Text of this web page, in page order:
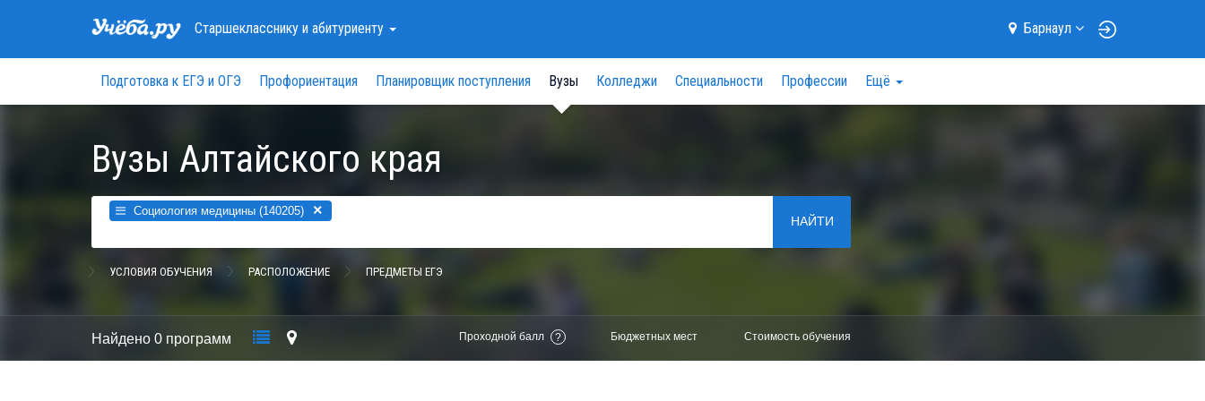
Старшеклассникуи абитуриенту Барнаул
Подготовка к ЕГЭ и ОГЭ Профориентация Планировщик поступления Вузы Колледжи Специальности Профессии Ещё
Вузы Алтайского края
Социология медицины (140205) ×
НАЙТИ
УСЛОВИЯ ОБУЧЕНИЯ РАСПОЛОЖЕНИЕ ПРЕДМЕТЫ ЕГЭ
Найдено 0 программ Проходной балл ? Бюджетных мест Стоимость обучения